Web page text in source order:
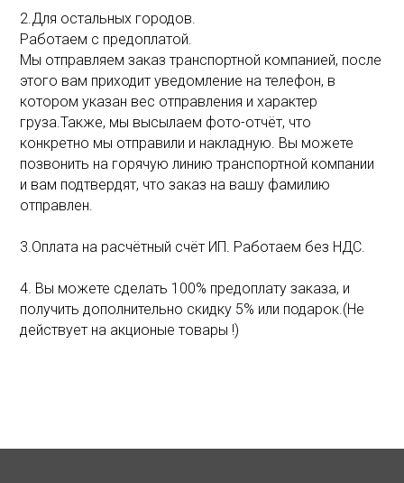
2.Для остальных городов.
Работаем с предоплатой.
Мы отправляем заказ транспортной компанией, после
этого вам приходит уведомление на телефон, в
котором указан вес отправления и характер
груза.Также, мы высылаем фото-отчёт, что
конкретно мы отправили и накладную. Вы можете
позвонить на горячую линию транспортной компании
и вам подтвердят, что заказ на вашу фамилию
отправлен.
3.Оплата на расчётный счёт ИП. Работаем без НДС.
4. Вы можете сделать 100% предоплату заказа, и
получить дополнительно скидку 5% или подарок.(Не
действует на акционые товары !)